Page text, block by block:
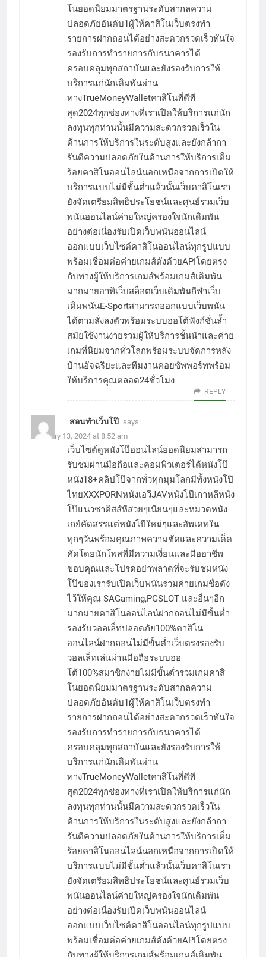
โนยอดนิยมมาตรฐานระดับสากลความ
ปลอดภัยอันดับ1ผู้ให้คาสิโนเว็บตรงทำ
รายการฝากถอนได้อย่างสะดวกรวดเร็วทันใจ
รองรับการทำรายการกับธนาคารได้
ครอบคลุมทุกสถาบันและยังรองรับการให้
บริการแก่นักเดิมพันผ่าน
ทางTrueMoneyWalletคาสิโนที่ดีที
สุด2024ทุกช่องทางที่เราเปิดให้บริการแก่นัก
ลงทุนทุกท่านนั้นมีความสะดวกรวดเร็วใน
ด้านการให้บริการในระดับสูงและยังกล้ากา
รันตีความปลอดภัยในด้านการให้บริการเต็ม
ร้อยคาสิโนออนไลน์นอกเหนือจากการเปิดให้
บริการแบบไม่มีขั้นต่ำแล้วนั้นเว็บคาสิโนเรา
ยังจัดเตรียมสิทธิประโยชน์และศูนย์รวมเว็บ
พนันออนไลน์ค่ายใหญ่ครองใจนักเดิมพัน
อย่างต่อเนื่องรับเปิดเว็บพนันออนไลน์
ออกแบบเว็บไซต์คาสิโนออนไลน์ทุกรูปแบบ
พร้อมเชื่อมต่อค่ายเกมส์ดังด้วยAPIโดยตรง
กับทางผู้ให้บริการเกมส์พร้อมเกมส์เดิมพัน
มากมายอาทิเว็บสล็อตเว็บเดิมพันกีฬาเว็บ
เดิมพนันE-Sportสามารถออกแบบเว็บพนัน
ได้ตามสั่งลงตัวพร้อมระบบออโต้ฟังก์ชั่นล้ำ
สมัยใช้งานง่ายรวมผู้ให้บริการชั้นนำและค่าย
เกมที่นิยมจากทั่วโลกพร้อมระบบจัดการหลัง
บ้านอัจฉริยะและทีมงานคอยซัพพอร์ทพร้อม
ให้บริการคุณตลอด24ชั่วโมง
REPLY
สอนทำเว็บโป๊ says:
February 13, 2024 at 8:52 am
เว็บไซต์ดูหนังโป๊ออนไลน์ยอดนิยมสามารถ
รับชมผ่านมือถือและคอมพิวเตอร์ได้หนังโป๊
หนัง18+คลิปโป๊จากทั่วทุกมุมโลกมีทั้งหนังโป๊
ไทยXXXPORNหนังเอวีJAVหนังโป๊เกาหลีหนัง
โป๊แนวซาดิสส์หีสวยๆเนียนๆและหมวดหนัง
เกย์คัดสรรแต่หนังโป๊ใหม่ๆและอัพเดทใน
ทุกๆวันพร้อมคุณภาพความชัดและความเด็ด
คัดโดยนักโพสที่มีความเงี่ยนและมืออาชีพ
ขอบคุณและโปรดอย่าพลาดที่จะรับชมหนัง
โป๊ของเรารับเปิดเว็บพนันรวมค่ายเกมชื่อดัง
ไว้ให้คุณ SAGaming,PGSLOT และอื่นๆอีก
มากมายคาสิโนออนไลน์ฝากถอนไม่มีขั้นต่ำ
รองรับวอลเล็ทปลอดภัย100%คาสิโน
ออนไลน์ฝากถอนไม่มีขั้นต่ำเว็บตรงรองรับ
วอลเล็ทเล่นผ่านมือถือระบบออ
โต้100%สมาชิกง่ายไม่มีขั้นต่ำรวมเกมคาสิ
โนยอดนิยมมาตรฐานระดับสากลความ
ปลอดภัยอันดับ1ผู้ให้คาสิโนเว็บตรงทำ
รายการฝากถอนได้อย่างสะดวกรวดเร็วทันใจ
รองรับการทำรายการกับธนาคารได้
ครอบคลุมทุกสถาบันและยังรองรับการให้
บริการแก่นักเดิมพันผ่าน
ทางTrueMoneyWalletคาสิโนที่ดีที
สุด2024ทุกช่องทางที่เราเปิดให้บริการแก่นัก
ลงทุนทุกท่านนั้นมีความสะดวกรวดเร็วใน
ด้านการให้บริการในระดับสูงและยังกล้ากา
รันตีความปลอดภัยในด้านการให้บริการเต็ม
ร้อยคาสิโนออนไลน์นอกเหนือจากการเปิดให้
บริการแบบไม่มีขั้นต่ำแล้วนั้นเว็บคาสิโนเรา
ยังจัดเตรียมสิทธิประโยชน์และศูนย์รวมเว็บ
พนันออนไลน์ค่ายใหญ่ครองใจนักเดิมพัน
อย่างต่อเนื่องรับเปิดเว็บพนันออนไลน์
ออกแบบเว็บไซต์คาสิโนออนไลน์ทุกรูปแบบ
พร้อมเชื่อมต่อค่ายเกมส์ดังด้วยAPIโดยตรง